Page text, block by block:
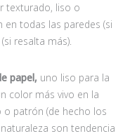
texturado, liso o
todas las paredes (si
resalta más).
papel, uno liso para la
color más vivo en la
o patrón (de hecho los
son tendencia